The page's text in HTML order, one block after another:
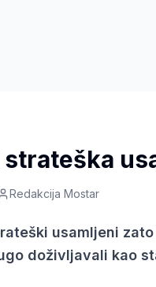
strateška
Redakcija Mostar
usamljeni
doživljavali kao